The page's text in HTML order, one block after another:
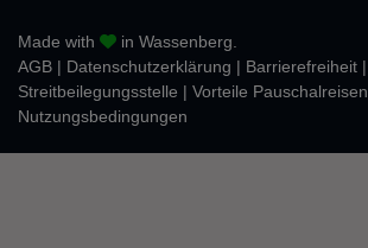
Made with
in Wassenberg.
AGB | Daten­schutz­erklärung | Barrierefreiheit |
Streitbeilegungsstelle | Vorteile Pauschalreisen
Nutzungsbedingungen